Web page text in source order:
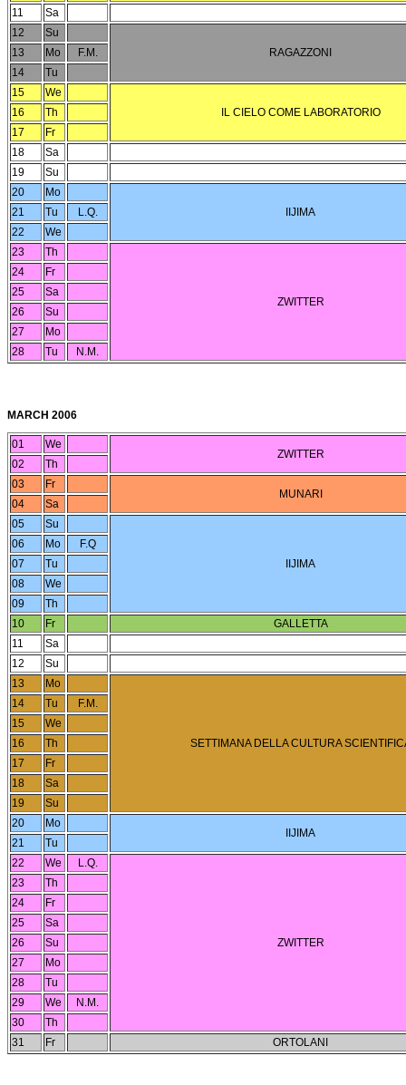
11
Sa
12
Su
RAGAZZONI
13 Mo
F.M.
14
Tu
15
We
IL CIELO COME LABORATORIO
16
Th
17
Fr
18
Sa
19
Su
20
Mo
IIJIMA
21 Tu
L.Q.
22
We
23
Th
ZWITTER
24
Fr
25
Sa
26
Su
27
Mo
28
Tu N.M.
MARCH 2006
01 We
ZWITTER
02
Th
03
Fr
MUNARI
04
Sa
05
Su
IIJIMA
06 Mo
F.Q
07
Tu
08
We
09
Th
10
Fr
GALLETTA
11
Sa
12
Su
13
Mo
SETTIMANA DELLA CULTURA
14 Tu
F.M.
15
We
16
Th
17
Fr
18
Sa
19
Su
20
Mo
IIJIMA
21
Tu
22
We L.Q.
ZWITTER
23
Th
24
Fr
25
Sa
26
Su
27
Mo
28
Tu
29
We
N.M.
30
Th
31
Fr ORTOLANI